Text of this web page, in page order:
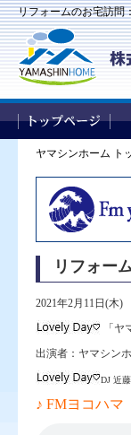
リフォームのお宅訪問
ヤマシンホーム ト
リフォー
2021年2月11日(木)
「ヤ
出演者：ヤマシン
DJ 近
♪ FMヨコハ